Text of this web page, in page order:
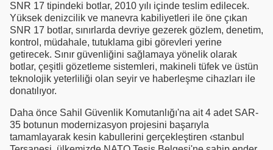
SNR 17 tipindeki botlar, 2010 yılı içinde teslim edilecek.
Yüksek denizcilik ve manevra kabiliyetleri ile öne çıkan
SNR 17 botlar, sınırlarda devriye gezerek gözlem, denetim,
kontrol, müdahale, tutuklama gibi görevleri yerine
getirecek. Sınır güvenliğini sağlamaya yönelik olarak
botlar, çeşitli gözetleme sistemleri, makineli tüfek ve üstün
teknolojik yeterliliği olan seyir ve haberleşme cihazları ile
donatılıyor.
Daha önce Sahil Güvenlik Komutanlığı'na ait 4 adet SAR-
35 botunun modernizasyon projesini başarıyla
tamamlayarak kesin kabullerini gerçekleştiren ‹stanbul